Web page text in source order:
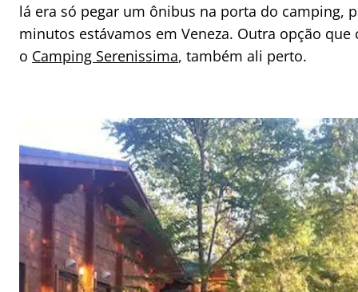
lá era só pegar um ônibus na porta do camping,
minutos estávamos em Veneza. Outra opção
o Camping Serenissima, também ali perto.